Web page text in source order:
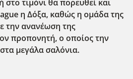
τιμόνι θα πορευθεί και
η Δόξα, καθώς η ομάδα της
την ανανέωση της
προπονητή, ο οποίος την
μεγάλα σαλόνια.